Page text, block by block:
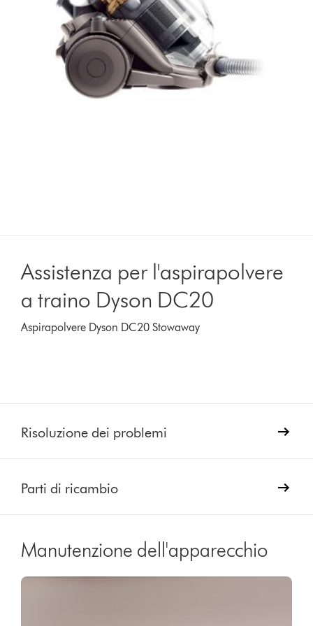
Assistenza per l'aspirapolvere
a traino Dyson DC20
Aspirapolvere Dyson DC20 Stowaway
Risoluzione dei problemi
Parti di ricambio
Manutenzione dell'apparecchio